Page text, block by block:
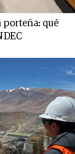
porteña: qué